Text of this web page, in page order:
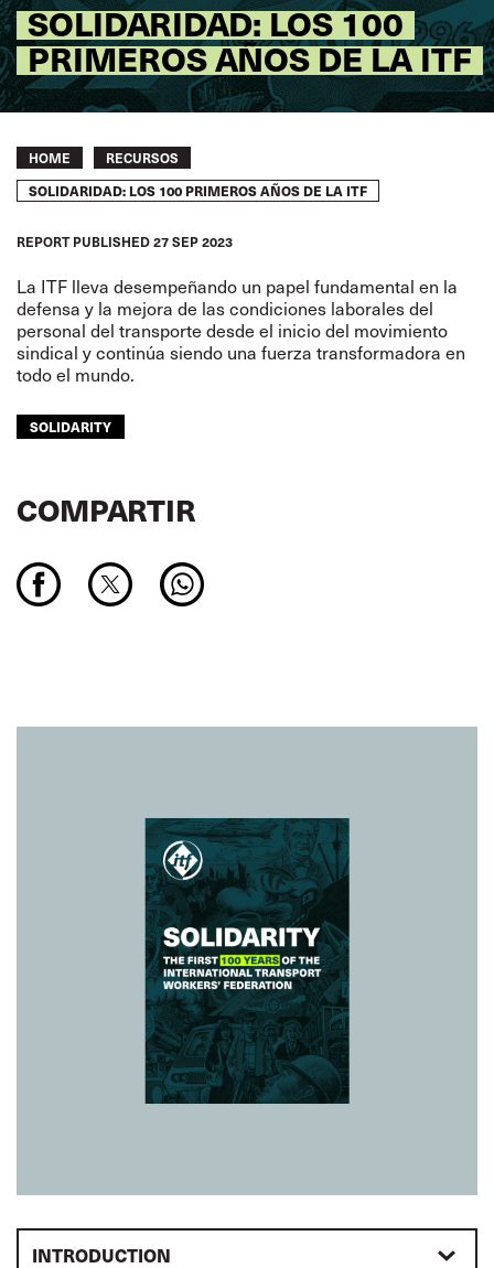
SOLIDARIDAD: LOS 100
PRIMEROS AÑOS DE LA ITF
Breadcrumb
HOME RECURSOS
SOLIDARIDAD: LOS 100 PRIMEROS AÑOS DE LA ITF
REPORT PUBLISHED27 SEP 2023
La ITF lleva desempeñando un papel fundamental en la
defensa y la mejora de las condiciones laborales del
personal del transporte desde el inicio del movimiento
sindical y continúa siendo una fuerza transformadora en
todo el mundo.
SOLIDARITY
COMPARTIR
INTRODUCTION